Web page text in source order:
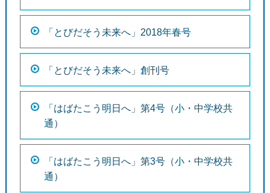
「とびだそう未来へ」2018年春号
「とびだそう未来へ」創刊号
「はばたこう明日へ」第4号（小・中学校共
通）
「はばたこう明日へ」第3号（小・中学校共
通）